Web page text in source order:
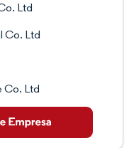
Ltd
Co. Ltd
Co. Ltd